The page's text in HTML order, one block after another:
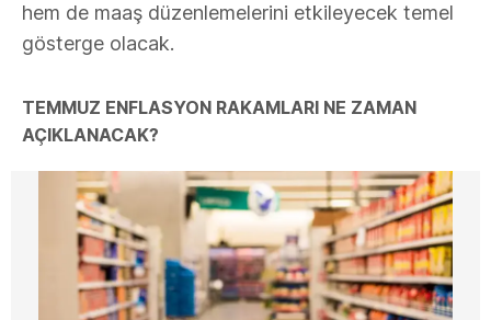
hem de maaş düzenlemelerini etkileyecek temel
gösterge olacak.
TEMMUZ ENFLASYON RAKAMLARI NE ZAMAN
AÇIKLANACAK?